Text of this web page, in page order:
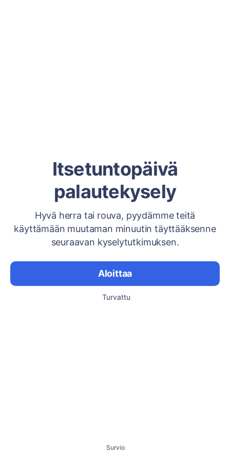
Itsetuntopäivä
palautekysely
Hyvä herra tai rouva, pyydämme teitä
käyttämään muutaman minuutin täyttääksenne
seuraavan kyselytutkimuksen.
Aloittaa
Turvattu
Survio